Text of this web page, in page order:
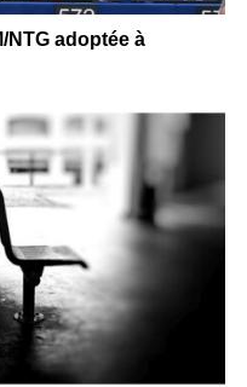
NTG adoptée à